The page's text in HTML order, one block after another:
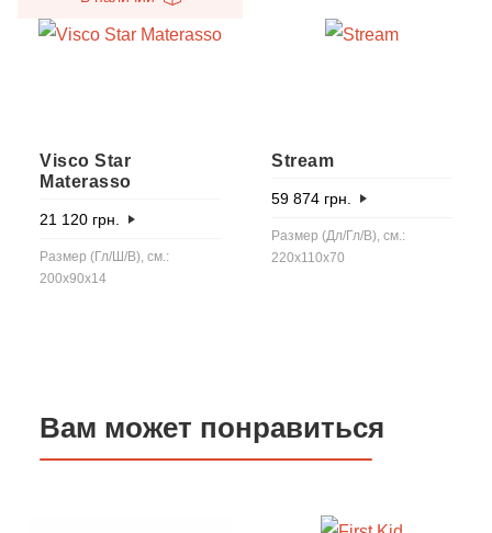
Visco Star
Materasso
21 120 грн.
Размер (Гл/Ш/В), см.:
200x90x14
Stream
59 874 грн.
Размер (Дл/Гл/В), см.:
220x110x70
Вам может понравиться